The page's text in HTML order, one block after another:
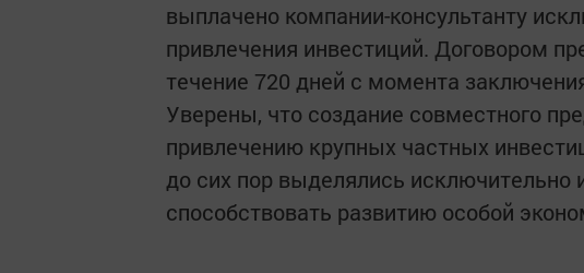
выплачено компании-консультанту
привлечения инвестиций. Договором
течение 720 дней с момента
Уверены, что создание совместного
привлечению крупных частных
до сих пор выделялись исключительно
способствовать развитию особой